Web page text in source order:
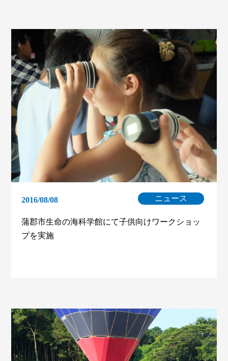
2016/08/08 ニュース
蒲郡市生命の海科学館にて子供向けワークショッ
プを実施